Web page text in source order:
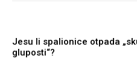
Jesu li spalionice otpada
gluposti“?